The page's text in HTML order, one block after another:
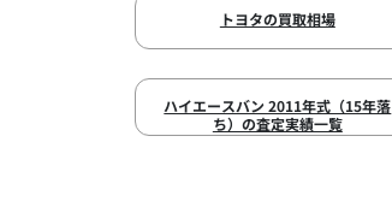
トヨタの買取相場
ハイエースバン 2011年式（15年落
ち）の査定実績一覧